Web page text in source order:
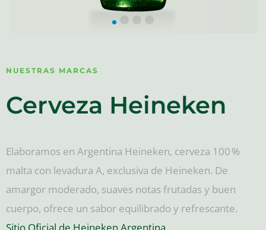
NUESTRAS MARCAS
Cerveza Heineken
Elaboramos en Argentina Heineken, cerveza 100 %
malta con levadura A, exclusiva de Heineken. De
amargor moderado, suaves notas frutadas y buen
cuerpo, ofrece un sabor equilibrado y refrescante.